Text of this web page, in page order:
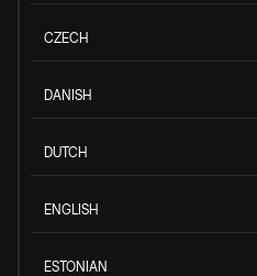
CZECH
DANISH
DUTCH
ENGLISH
ESTONIAN